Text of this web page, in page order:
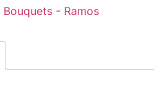
Bouquets - Ramos